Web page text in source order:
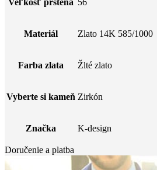
Materiál Zlato 14K 585/1000
Farba zlata Žlté zlato
Vyberte si kameň Zirkón
Značka K-design
Doručenie a platba